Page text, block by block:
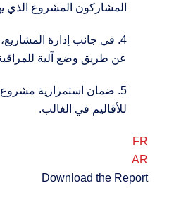
المشاركون المشروع الذي
4. في جانب إدارة
عن طريق وضع آلية للمراقبة
5. ضمان استمرارية مشروع
للأقاليم في الغالب.
FR
AR
Download the Report